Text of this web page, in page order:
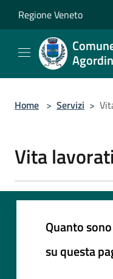
Regione Veneto
Home > Servizi >
Vita
Quanto
su questa